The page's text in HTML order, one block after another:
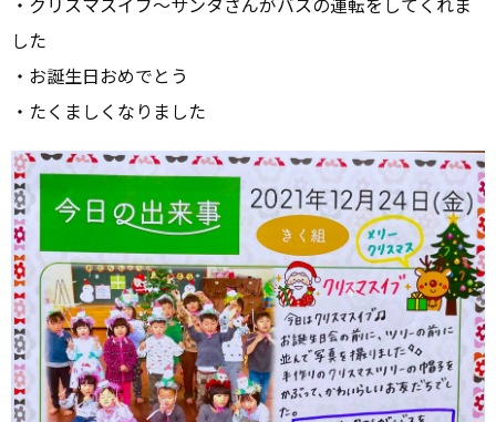
した
・お誕生日おめでとう
・たくましくなりました